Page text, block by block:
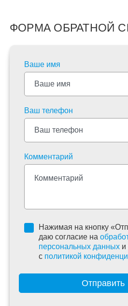
ФОРМА ОБРАТНОЙ
Ваше имя
Ваш телефон
Комментарий
Нажимая на кнопку
даю согласие на
персональных данных и
c политикой
Отправить